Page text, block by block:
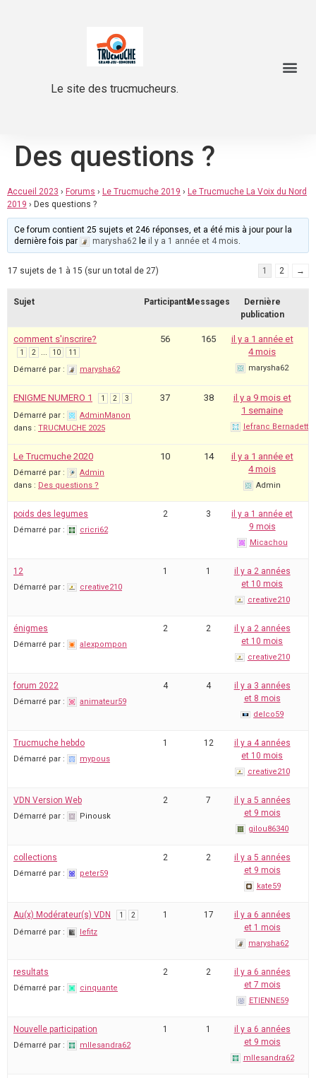
Le site des trucmucheurs.
Des questions ?
Accueil 2023 › Forums › Le Trucmuche 2019 › Le Trucmuche La Voix du Nord
2019 › Des questions ?
Ce forum contient 25 sujets et 246 réponses, et a été mis à jour pour la
dernière fois par
marysha62 le il y a 1 année et 4 mois.
17 sujets de 1 à 15 (sur un total de 27) 1 2 →
Sujet ParticipantsMessages
Dernière
publication
comment s'inscrire?
1 2 … 10 11
Démarré par : marysha62
56 165
il y a 1 année et
4 mois
marysha62
ENIGME NUMERO 1 1 2 3
Démarré par :
AdminManon
dans : TRUCMUCHE 2025
37 38
il y a 9 mois et
1 semaine
lefranc Bernadette
Le Trucmuche 2020
Démarré par :
Admin
dans : Des questions ?
10 14
il y a 1 année et
4 mois
Admin
poids des legumes
Démarré par : cricri62
2 3
il y a 1 année et
9 mois
Micachou
12
Démarré par : creative210
1 1
il y a 2 années
et 10 mois
creative210
énigmes
Démarré par : alexpompon
2 2
il y a 2 années
et 10 mois
creative210
forum 2022
Démarré par : animateur59
4 4
il y a 3 années
et 8 mois
delco59
Trucmuche hebdo
Démarré par : mypous
1 12
il y a 4 années
et 10 mois
creative210
VDN Version Web
Démarré par : Pinousk
2 7
il y a 5 années
et 9 mois
gilou86340
collections
Démarré par : peter59
2 2
il y a 5 années
et 9 mois
kate59
Au(x) Modérateur(s) VDN 1 2
Démarré par : lefitz
1 17
il y a 6 années
et 1 mois
marysha62
resultats
Démarré par : cinquante
2 2
il y a 6 années
et 7 mois
ETIENNE59
Nouvelle participation
Démarré par : mllesandra62
1 1
il y a 6 années
et 9 mois
mllesandra62